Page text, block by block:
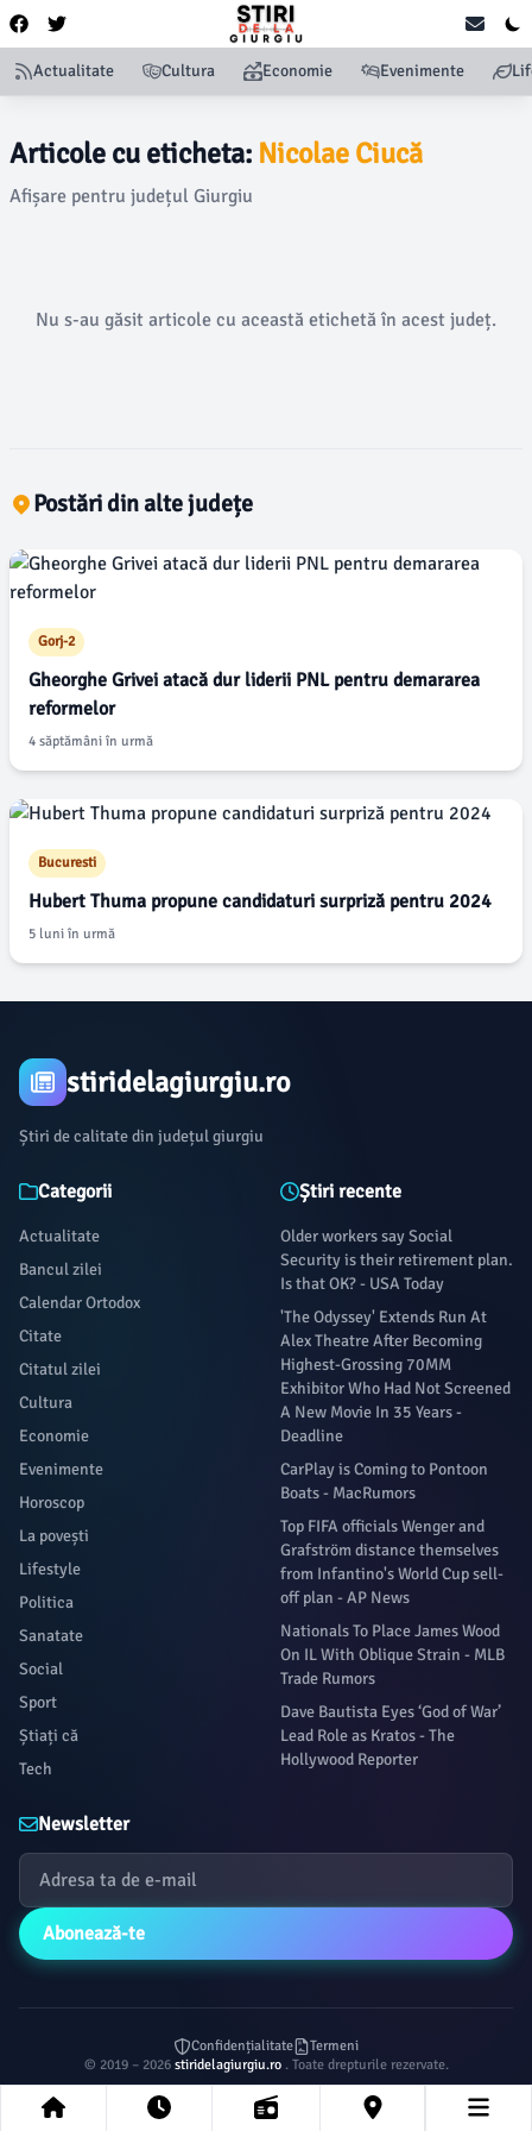
Actualitate Cultura Economie Evenimente
Articole cu eticheta: Nicolae Ciucă
Afișare pentru județul Giurgiu
Nu s-au găsit articole cu această etichetă în acest județ.
Postări din alte județe
Gorj-2
Gheorghe Grivei atacă dur liderii PNL pentru demararea
reformelor
4 săptămâni în urmă
Bucuresti
Hubert Thuma propune candidaturi surpriză pentru 2024
5 luni în urmă
stiridelagiurgiu.ro
Știri de calitate din județul giurgiu
Categorii
Actualitate
Bancul zilei
Calendar Ortodox
Citate
Citatul zilei
Cultura
Economie
Evenimente
Horoscop
La povești
Lifestyle
Politica
Sanatate
Social
Sport
Știați că
Tech
Știri recente
Older workers say Social
Security is their retirement plan.
Is that OK? - USA Today
'The Odyssey' Extends Run At
Alex Theatre After Becoming
Highest-Grossing 70MM
Exhibitor Who Had Not Screened
A New Movie In 35 Years -
Deadline
CarPlay is Coming to Pontoon
Boats - MacRumors
Top FIFA officials Wenger and
Grafström distance themselves
from Infantino's World Cup sell-
off plan - AP News
Nationals To Place James Wood
On IL With Oblique Strain - MLB
Trade Rumors
Dave Bautista Eyes ‘God of War’
Lead Role as Kratos - The
Hollywood Reporter
Newsletter
Abonează-te
Confidențialitate
Termeni
© 2019 – 2026 stiridelagiurgiu.ro . Toate drepturile rezervate.